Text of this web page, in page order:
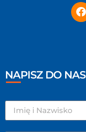
NAPISZ DO NAS